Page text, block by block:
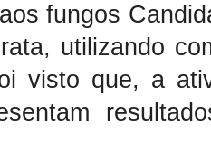
fungos
utilizando
visto que, a